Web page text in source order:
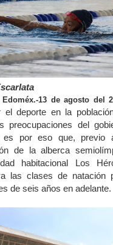
Edoméx.-13 de agosto del
el deporte en la
preocupaciones del
es por eso que, previo
de la alberca
habitacional Los
las clases de natación
de seis años en adelante.